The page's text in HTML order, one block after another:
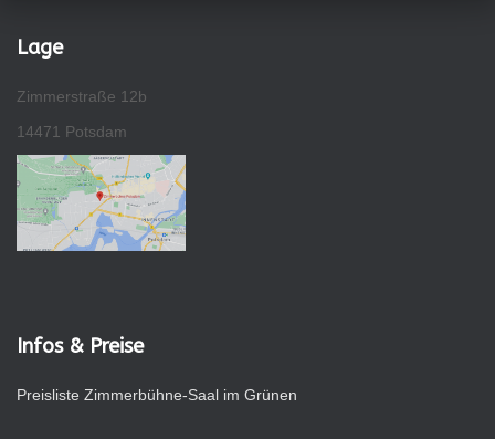
Lage
Zimmerstraße 12b
14471 Potsdam
Infos & Preise
Preisliste Zimmerbühne-Saal im Grünen